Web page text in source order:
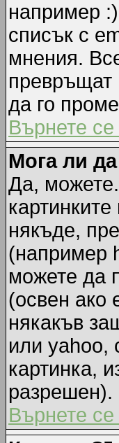
например
списък с
мнения.
превръщат
да го
Върнете се
Мога ли
Да,
някъде,
(например
можете да
(освен ако
някакъв
или yahoo,
картинка,
разрешен).
Върнете се